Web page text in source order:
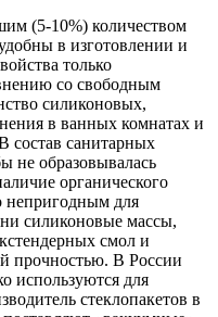
(5-10%) количеством
в изготовлении и
только
со свободным
силиконовых,
в ванных комнатах и
состав санитарных
не образовывалась
органического
непригодным для
силиконовые массы,
смол и
прочностью. В России
используются для
стеклопакетов в